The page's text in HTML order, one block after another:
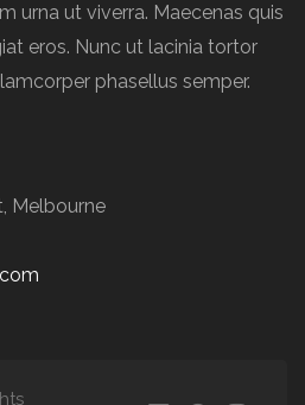
urna ut viverra. Maecenas quis
eros. Nunc ut lacinia tortor
phasellus semper.
Melbourne